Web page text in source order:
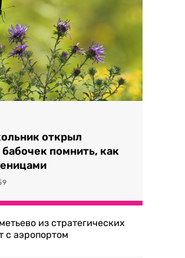
открыл
помнить, как
из стратегических
с аэропортом